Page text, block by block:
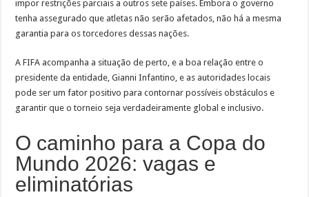
impor restrições parciais a outros sete países. Embora o governo
tenha assegurado que atletas não serão afetados, não há a mesma
garantia para os torcedores dessas nações.
A FIFA acompanha a situação de perto, e a boa relação entre o
presidente da entidade, Gianni Infantino, e as autoridades locais
pode ser um fator positivo para contornar possíveis obstáculos e
garantir que o torneio seja verdadeiramente global e inclusivo.
O caminho para a Copa do
Mundo 2026: vagas e
eliminatórias